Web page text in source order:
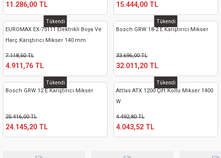
11.286,00 TL 15.444,00 TL
Tükendi
EUROMAX EX-75111 Elektrikli Boya Ve
Harç Karıştırıcı Mikser 140 mm
7.118,50 TL
4.911,76 TL
Tükendi
Bosch GRW 18-2 E Karıştırıcı Mikser
33.696,00 TL
32.011,20 TL
Tükendi
Bosch GRW 12 E Karıştırıcı Mikser
25.416,00 TL
24.145,20 TL
Tükendi
Attlas ATX 1200 Çift Kollu Mikser 1400
W
4.492,80 TL
4.043,52 TL